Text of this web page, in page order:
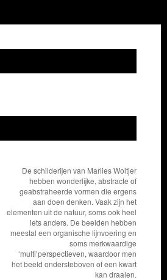
De schilderijen van Marlies Woltjer
hebben wonderlijke, abstracte of
geabstraheerde vormen die ergens
aan doen denken. Vaak zijn het
elementen uit de natuur, soms ook heel
iets anders. De beelden hebben
meestal een organische lijnvoering en
soms merkwaardige
‘multi’perspectieven, waardoor men
het beeld ondersteboven of een kwart
kan draaien.